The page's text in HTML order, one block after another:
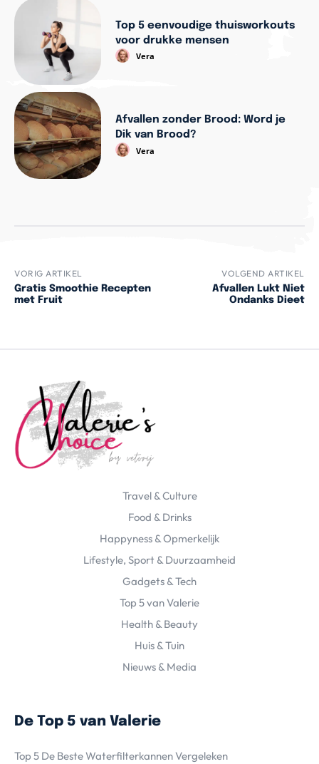
Top 5 eenvoudige thuisworkouts
voor drukke mensen
Vera
Afvallen zonder Brood: Word je
Dik van Brood?
Vera
VORIG ARTIKEL
Gratis Smoothie Recepten
met Fruit
VOLGEND ARTIKEL
Afvallen Lukt Niet
Ondanks Dieet
Travel & Culture
Food & Drinks
Happyness & Opmerkelijk
Lifestyle, Sport & Duurzaamheid
Gadgets & Tech
Top 5 van Valerie
Health & Beauty
Huis & Tuin
Nieuws & Media
De Top 5 van Valerie
Top 5 De Beste Waterfilterkannen Vergeleken